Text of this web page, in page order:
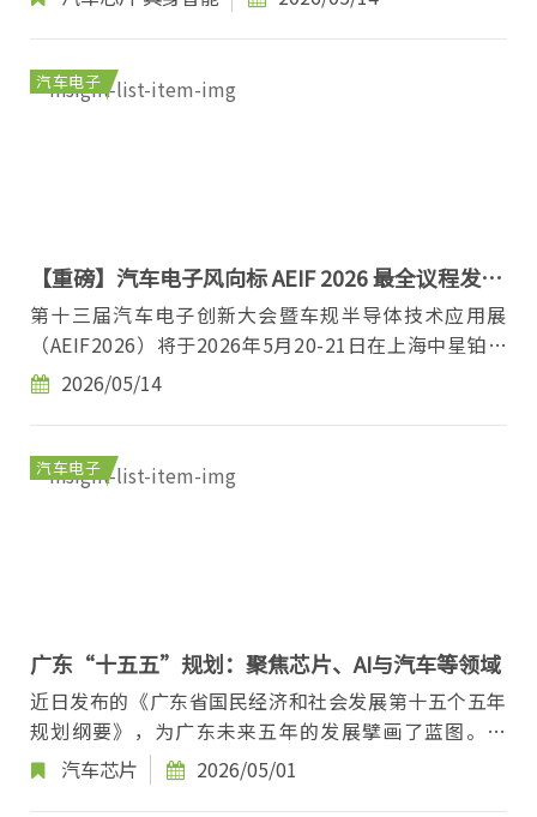
汽车电子
【重磅】汽车电子风向标 AEIF 2026 最全议程发
布，一场汽车电子人不可错过的盛会！
第十三届汽车电子创新大会暨车规半导体技术应用展
（AEIF2026）将于2026年5月20-21日在上海中星铂尔
曼大酒店举办，大会以“软件定义汽车、智算重构生
态”...
2026/05/14
汽车电子
广东“十五五”规划：聚焦芯片、AI与汽车等领域
近日发布的《广东省国民经济和社会发展第十五个五年
规划纲要》，为广东未来五年的发展擘画了蓝图。其
中，围绕芯片、AI人工智能、汽车等核心领域，提出...
汽车芯片 2026/05/01